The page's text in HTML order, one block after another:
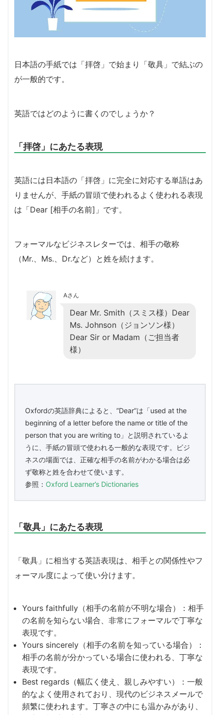
日本語の手紙では「拝啓」で始まり「敬具」で結ぶの
が一般的です。
英語ではどのように書くのでしょうか？
「拝啓」にあたる表現
英語には日本語の「拝啓」に完全に対応する単語はあ
りませんが、手紙の冒頭で使われるよく使われる表現
は「Dear [相手の名前]」です。
フォーマルなビジネスレターでは、相手の敬称
（Mr.、Ms.、Dr.など）と姓を続けます。
Aさん
Dear Mr. Smith（スミス様）Dear
Ms. Johnson（ジョンソン様）
Dear Sir or Madam（ご担当者
様）
Oxfordの英語辞典によると、”Dear”は「used at the
beginning of a letter before the name or title of the
person that you are writing to」と説明されているよ
うに、手紙の冒頭で使われる一般的な表現です。ビジ
ネスの場面では、正確な相手の名前がわかる場合は必
ず敬称と姓を合わせて使います。
参照： Oxford Learner’s Dictionaries
「敬具」にあたる表現
「敬具」に相当する英語表現は、相手との関係性やフ
ォーマル度によって使い分けます。
Yours faithfully（相手の名前が不明な場合）：相手
の名前を知らない場合、非常にフォーマルで丁寧な
表現です。
Yours sincerely（相手の名前を知っている場合）：
相手の名前が分かっている場合に使われる、丁寧な
表現です。
Best regards（幅広く使え、親しみやすい）：一般
的なよく使用されており、現代のビジネスメールで
頻繁に使われます。丁寧さの中にも温かみがあり、